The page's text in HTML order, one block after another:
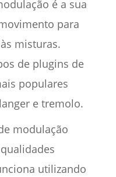
é a sua
para
misturas.
de plugins de
populares
e tremolo.
modulação
utilizando